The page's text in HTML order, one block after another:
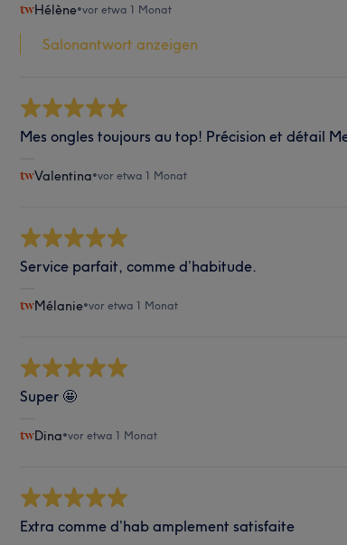
Hélène•vor etwa 1 Monat
Salonantwort anzeigen
Mes ongles toujours au top! Précision et détail
Valentina•vor etwa 1 Monat
Service parfait, comme d’habitude.
Mélanie•vor etwa 1 Monat
Super 🤩
Dina•vor etwa 1 Monat
Extra comme d’hab amplement satisfaite